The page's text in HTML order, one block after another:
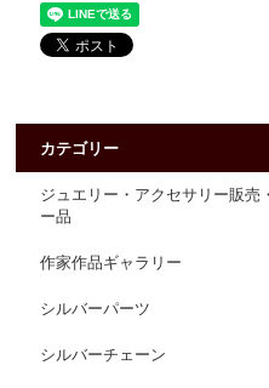
カテゴリー
ジュエリー・アクセサリー販売
ー品
作家作品ギャラリー
シルバーパーツ
シルバーチェーン